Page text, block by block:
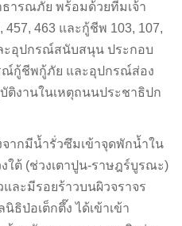
ารณภัย พร้อมด้วยทีมเจ้า
463 และกู้ชีพ 103, 107,
ะอุปกรณ์สนับสนุน ประกอบ
ณ์กู้ชีพกู้ภัย และอุปกรณ์ส่อง
ติงานในเหตุถนนประชาธิปก
ากมีน้ำรั่วซึมเข้าจุดพักน้ำใน
ใต้ (ช่วงเตาปูน-ราษฎร์บูรณะ)
ละมีรอยร้าวบนผิวจราจร
ธิป่อเต็กตึ๊ง ได้เข้าเข้า